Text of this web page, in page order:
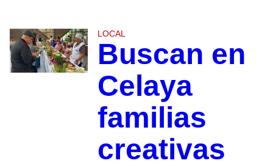
LOCAL
Buscan en
Celaya
familias
creativas